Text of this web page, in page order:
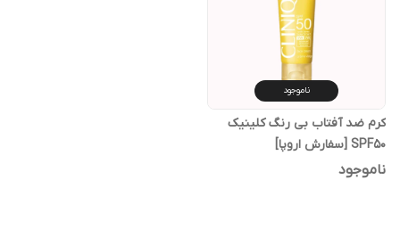
ناموجود
کرم ضد آفتاب بی رنگ کلینیک
SPF50 [سفارش اروپا]
ناموجود